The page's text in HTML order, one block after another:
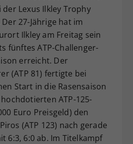
Lexus Ilkley Trophy
27-Jährige hat im
Ilkley am Freitag sein
fünftes ATP-Challenger-
erreicht. Der
(ATP 81) fertigte bei
Start in die Rasensaison
ATP-125-
Euro Preisgeld) den
(ATP 123) nach gerade
6:3, 6:0 ab. Im Titelkampf
Wert speichert Ihre Consent-
Unter anderem eine
generierte ID, für die
Speicherung Ihrer
Einstellungen, falls der
Betreiber dies eingestellt